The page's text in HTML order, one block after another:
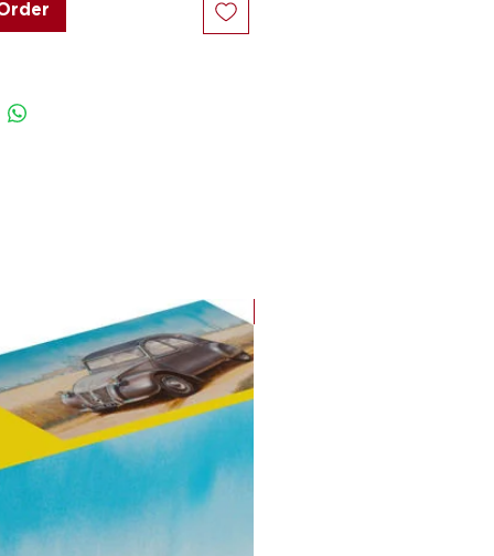
zertifizierte Bio-Baumwolle, 20
angeraut für extra Komfort
– dieser Hoodie ist dein perfekter
für die Kaffee-&-Karossen-
und darüber hinaus.